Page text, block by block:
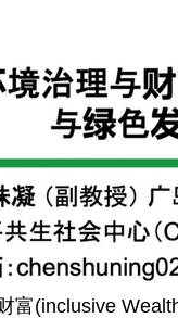
富(inclusive